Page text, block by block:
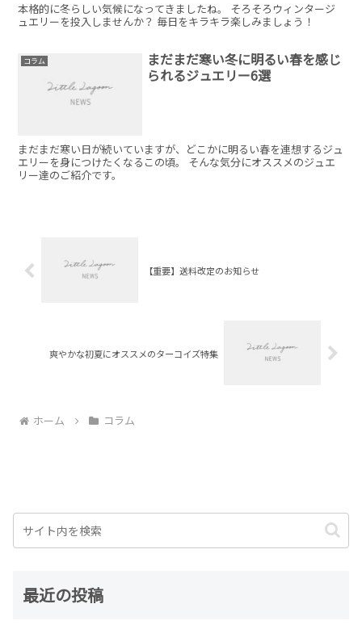
本格的に冬らしい気候になってきましたね。 そろそろウィンタージ
ュエリーを投入しませんか？ 毎日をキラキラ楽しみましょう！
コラム
まだまだ寒い冬に明るい春を感じ
られるジュエリー6選
まだまだ寒い日が続いていますが、どこかに明るい春を連想するジュ
エリーを身につけたくなるこの頃。 そんな気分にオススメのジュエ
リー達のご紹介です。
【重要】送料改定のお知らせ
爽やかな初夏にオススメのターコイズ特集
ホーム コラム
最近の投稿